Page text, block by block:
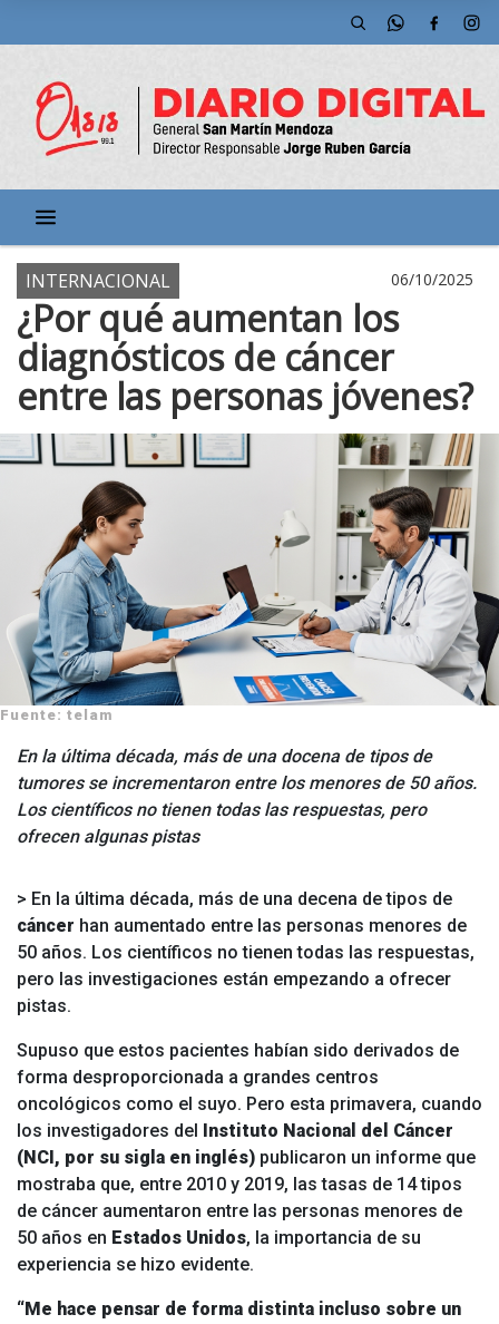
INTERNACIONAL 06/10/2025
¿Por qué aumentan los
diagnósticos de cáncer
entre las personas jóvenes?
Fuente: telam
En la última década, más de una docena de tipos de
tumores se incrementaron entre los menores de 50 años.
Los científicos no tienen todas las respuestas, pero
ofrecen algunas pistas
> En la última década, más de una decena de tipos de
cáncer han aumentado entre las personas menores de
50 años. Los científicos no tienen todas las respuestas,
pero las investigaciones están empezando a ofrecer
pistas.
Supuso que estos pacientes habían sido derivados de
forma desproporcionada a grandes centros
oncológicos como el suyo. Pero esta primavera, cuando
los investigadores del
Instituto Nacional del Cáncer
(NCI, por su sigla en inglés) publicaron un informe que
mostraba que, entre 2010 y 2019, las tasas de 14 tipos
de cáncer aumentaron entre las personas menores de
50 años en Estados Unidos, la importancia de su
experiencia se hizo evidente.
“Me hace pensar de forma distinta incluso sobre un